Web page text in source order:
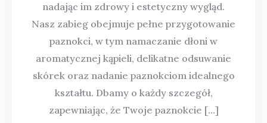
nadając im zdrowy i estetyczny wygląd.
Nasz zabieg obejmuje pełne przygotowanie
paznokci, w tym namaczanie dłoni w
aromatycznej kąpieli, delikatne odsuwanie
skórek oraz nadanie paznokciom idealnego
kształtu. Dbamy o każdy szczegół,
zapewniając, że Twoje paznokcie […]